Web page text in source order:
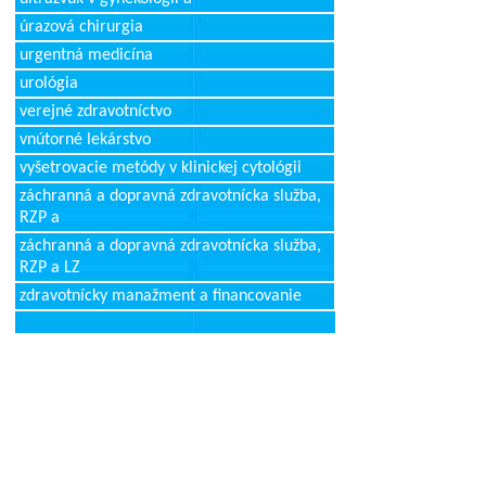
úrazová chirurgia
urgentná medicína
urológia
verejné zdravotníctvo
vnútorné lekárstvo
vyšetrovacie metódy v klinickej cytológii
záchranná a dopravná zdravotnícka služba,
RZP a
záchranná a dopravná zdravotnícka služba,
RZP a LZ
zdravotnícky manažment a financovanie